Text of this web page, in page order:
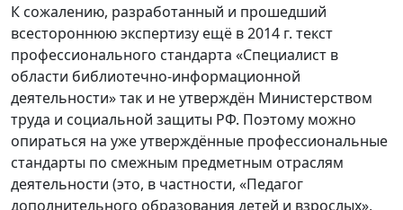
К сожалению, разработанный и прошедший
всестороннюю экспертизу ещё в 2014 г. текст
профессионального стандарта «Специалист в
области библиотечно-информационной
деятельности» так и не утверждён Министерством
труда и социальной защиты РФ. Поэтому можно
опираться на уже утверждённые профессиональные
стандарты по смежным предметным отраслям
деятельности (это, в частности, «Педагог
дополнительного образования детей и взрослых»,